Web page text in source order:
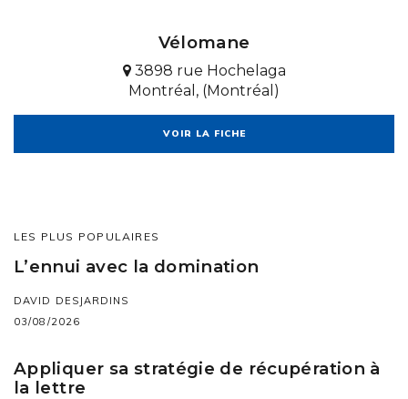
Vélomane
3898 rue Hochelaga
Montréal, (Montréal)
VOIR LA FICHE
LES PLUS POPULAIRES
L’ennui avec la domination
DAVID DESJARDINS
03/08/2026
Appliquer sa stratégie de récupération à
la lettre